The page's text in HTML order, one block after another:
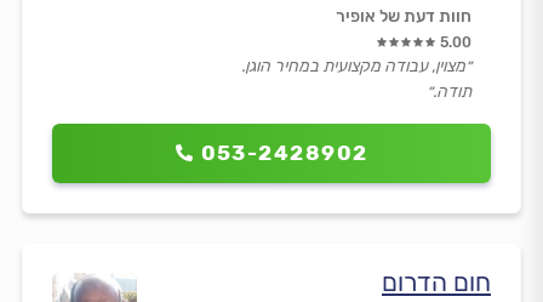
053-2428902
חוות דעת של אופיר
5.00
״מצוין, עבודה מקצועית במחיר הוגן.
תודה.״
חום הדרום